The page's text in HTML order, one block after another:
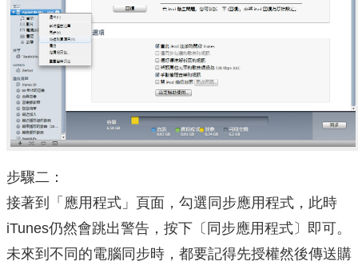
步驟二：
接著到「應用程式」頁面，勾選同步應用程式，此時
iTunes仍然會跳出警告，按下〔同步應用程式〕即可。
未來到不同的電腦同步時，都要記得先授權然後傳送購